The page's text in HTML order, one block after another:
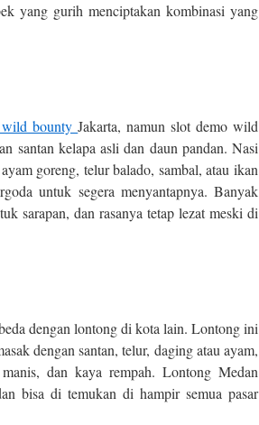
yang gurih menciptakan kombinasi yang
wild bountyJakarta, namunslot demo wild
santan kelapa asli dan daun pandan. Nasi
goreng, telur balado, sambal, atau ikan
untuk segera menyantapnya. Banyak
sarapan, dan rasanya tetap lezat meski di
dengan lontong di kota lain. Lontong ini
dengan santan, telur, daging atau ayam,
dan kaya rempah. Lontong Medan
bisa di temukan di hampir semua pasar